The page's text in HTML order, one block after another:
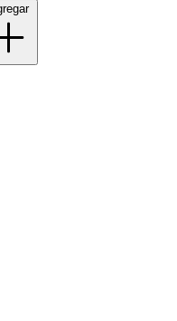
Agregar